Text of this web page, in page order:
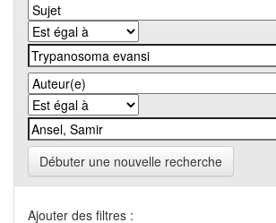
Débuter une nouvelle recherche
Ajouter des filtres :